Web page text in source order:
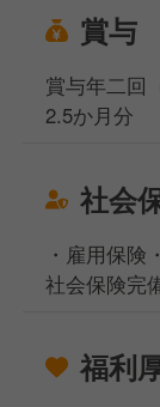
賞与
賞与年二回
2.5か月分
社会
・雇用保険
社会保険完
福利